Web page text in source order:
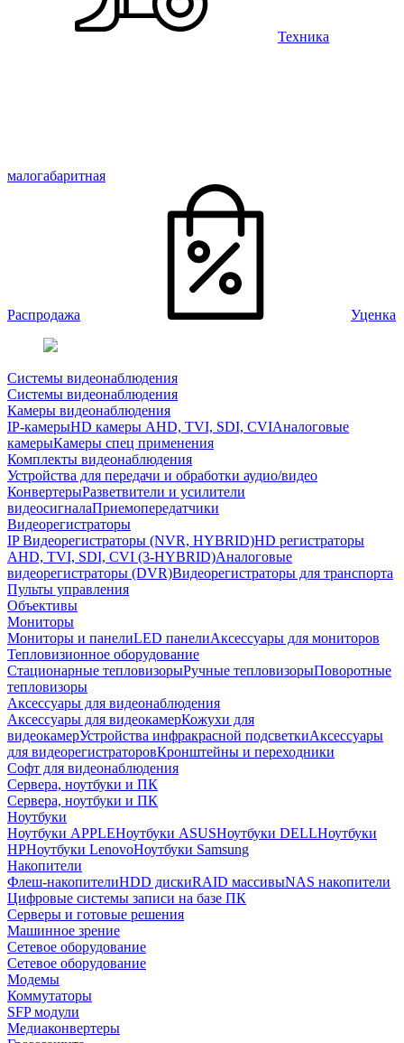
Техника
малогабаритная
Распродажа Уценка
Системы видеонаблюдения
Системы видеонаблюдения
Камеры видеонаблюдения
IP-камерыHD камеры AHD, TVI, SDI, CVIАналоговые
камерыКамеры спец применения
Комплекты видеонаблюдения
Устройства для передачи и обработки аудио/видео
КонвертерыРазветвители и усилители
видеосигналаПриемопередатчики
Видеорегистраторы
IP Видеорегистраторы (NVR, HYBRID)HD регистраторы
AHD, TVI, SDI, CVI (3-HYBRID)Аналоговые
видеорегистраторы (DVR)Видеорегистраторы для транспорта
Пульты управления
Объективы
Мониторы
Мониторы и панелиLED панелиАксессуары для мониторов
Тепловизионное оборудование
Стационарные тепловизорыРучные тепловизорыПоворотные
тепловизоры
Аксессуары для видеонаблюдения
Аксессуары для видеокамерКожухи для
видеокамерУстройства инфракрасной подсветкиАксессуары
для видеорегистраторовКронштейны и переходники
Софт для видеонаблюдения
Сервера, ноутбуки и ПК
Сервера, ноутбуки и ПК
Ноутбуки
Ноутбуки APPLEНоутбуки ASUSНоутбуки DELLНоутбуки
HPНоутбуки LenovoНоутбуки Samsung
Накопители
Флеш-накопителиHDD дискиRAID массивыNAS накопители
Цифровые системы записи на базе ПК
Серверы и готовые решения
Машинное зрение
Сетевое оборудование
Сетевое оборудование
Модемы
Коммутаторы
SFP модули
Медиаконвертеры